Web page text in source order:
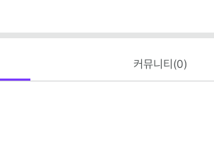
커뮤니티(0)